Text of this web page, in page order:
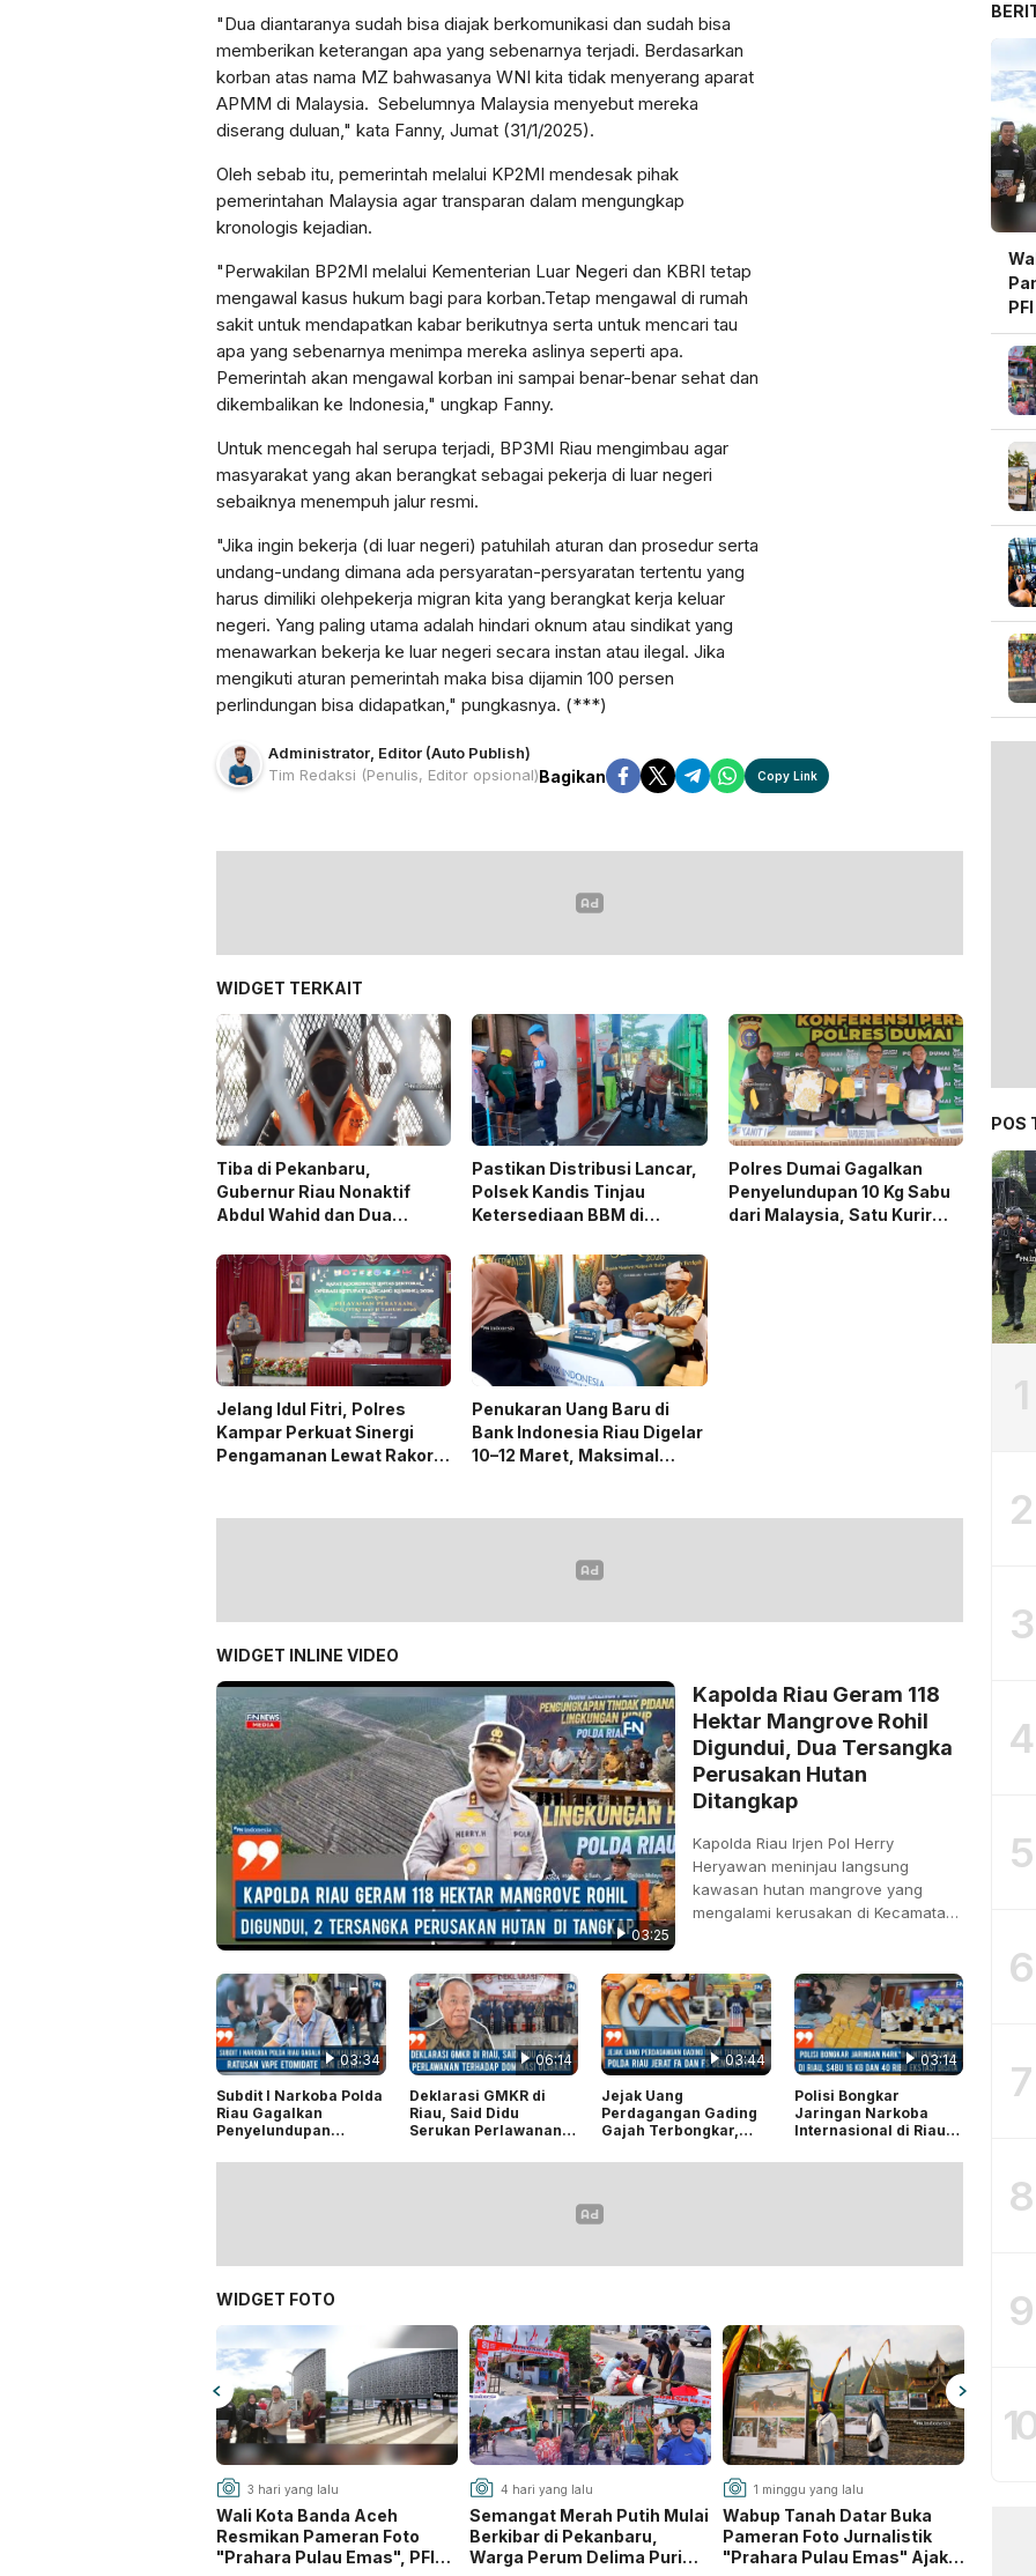
"Dua diantaranya sudah bisa diajak berkomunikasi dan sudah bisa
memberikan keterangan apa yang sebenarnya terjadi. Berdasarkan
korban atas nama MZ bahwasanya WNI kita tidak menyerang aparat
APMM di Malaysia. Sebelumnya Malaysia menyebut mereka
diserang duluan," kata Fanny, Jumat (31/1/2025).
Oleh sebab itu, pemerintah melalui KP2MI mendesak pihak
pemerintahan Malaysia agar transparan dalam mengungkap
kronologis kejadian.
"Perwakilan BP2MI melalui Kementerian Luar Negeri dan KBRI tetap
mengawal kasus hukum bagi para korban.Tetap mengawal di rumah
sakit untuk mendapatkan kabar berikutnya serta untuk mencari tau
apa yang sebenarnya menimpa mereka aslinya seperti apa.
Pemerintah akan mengawal korban ini sampai benar-benar sehat dan
dikembalikan ke Indonesia," ungkap Fanny.
Untuk mencegah hal serupa terjadi, BP3MI Riau mengimbau agar
masyarakat yang akan berangkat sebagai pekerja di luar negeri
sebaiknya menempuh jalur resmi.
"Jika ingin bekerja (di luar negeri) patuhilah aturan dan prosedur serta
undang-undang dimana ada persyaratan-persyaratan tertentu yang
harus dimiliki olehpekerja migran kita yang berangkat kerja keluar
negeri. Yang paling utama adalah hindari oknum atau sindikat yang
menawarkan bekerja ke luar negeri secara instan atau ilegal. Jika
mengikuti aturan pemerintah maka bisa dijamin 100 persen
perlindungan bisa didapatkan," pungkasnya. (***)
Administrator, Editor (Auto Publish)
Tim Redaksi (Penulis, Editor opsional)Bagikan Copy Link
WIDGET TERKAIT
Tiba di Pekanbaru,
Gubernur Riau Nonaktif
Abdul Wahid dan Dua
Digiring ke Rutan
Pastikan Distribusi Lancar,
Polsek Kandis Tinjau
Ketersediaan BBM di
Polres Dumai Gagalkan
Penyelundupan 10 Kg Sabu
dari Malaysia, Satu Kurir
Jelang Idul Fitri, Polres
Kampar Perkuat Sinergi
Pengamanan Lewat Rakor
Penukaran Uang Baru di
Bank Indonesia Riau Digelar
10–12 Maret, Maksimal
WIDGET INLINE VIDEO
03:25
Kapolda Riau Geram 118
Hektar Mangrove Rohil
Digundui, Dua Tersangka
Perusakan Hutan
Ditangkap
Kapolda Riau Irjen Pol Herry
Heryawan meninjau langsung
kawasan hutan mangrove yang
mengalami kerusakan di Kecamatan
03:34
Subdit I Narkoba Polda
Riau Gagalkan
Penyelundupan
Etomidate dan Ekstasi
06:14
Deklarasi GMKR di
Riau, Said Didu
Serukan Perlawanan
Oligarki
03:44
Jejak Uang
Perdagangan Gading
Gajah Terbongkar,
dan FS dengan TPPU
03:14
Polisi Bongkar
Jaringan Narkoba
Internasional di Riau,
Ribu Ekstasi Disita
WIDGET FOTO
3 hari yang lalu
Wali Kota Banda Aceh
Resmikan Pameran Foto
"Prahara Pulau Emas", PFI
4 hari yang lalu
Semangat Merah Putih Mulai
Berkibar di Pekanbaru,
Warga Perum Delima Puri
1 minggu yang lalu
Wabup Tanah Datar Buka
Pameran Foto Jurnalistik
"Prahara Pulau Emas" Ajak
POS
1
2
3
4
5
6
7
8
9
10